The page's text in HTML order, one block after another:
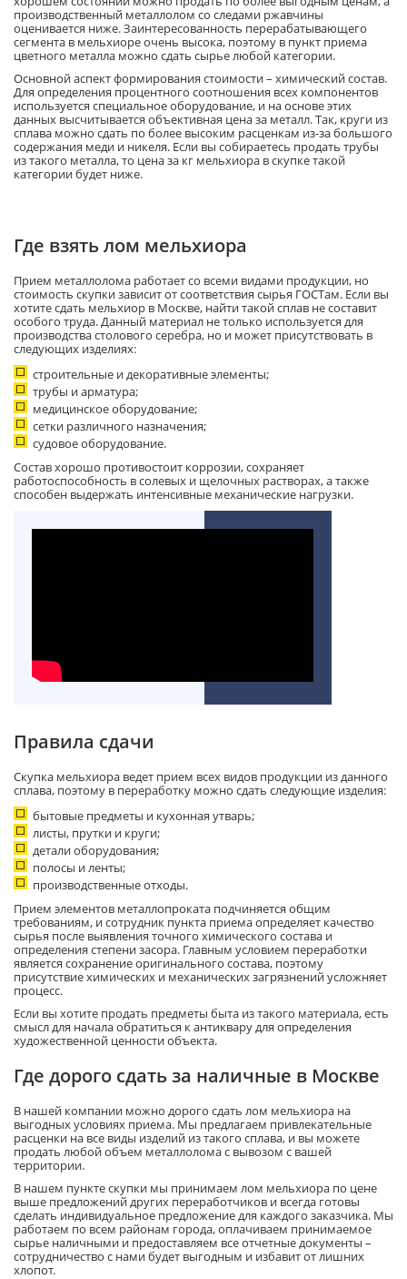
производственный металлолом со следами ржавчины
оценивается ниже. Заинтересованность перерабатывающего
сегмента в мельхиоре очень высока, поэтому в пункт приема
цветного металла можно сдать сырье любой категории.
Основной аспект формирования стоимости – химический состав.
Для определения процентного соотношения всех компонентов
используется специальное оборудование, и на основе этих
данных высчитывается объективная цена за металл. Так, круги из
сплава можно сдать по более высоким расценкам из-за большого
содержания меди и никеля. Если вы собираетесь продать трубы
из такого металла, то цена за кг мельхиора в скупке такой
категории будет ниже.
Где взять лом мельхиора
Прием металлолома работает со всеми видами продукции, но
стоимость скупки зависит от соответствия сырья ГОСТам. Если вы
хотите сдать мельхиор в Москве, найти такой сплав не составит
особого труда. Данный материал не только используется для
производства столового серебра, но и может присутствовать в
следующих изделиях:
строительные и декоративные элементы;
трубы и арматура;
медицинское оборудование;
сетки различного назначения;
судовое оборудование.
Состав хорошо противостоит коррозии, сохраняет
работоспособность в солевых и щелочных растворах, а также
способен выдержать интенсивные механические нагрузки.
Правила сдачи
Скупка мельхиора ведет прием всех видов продукции из данного
сплава, поэтому в переработку можно сдать следующие изделия:
бытовые предметы и кухонная утварь;
листы, прутки и круги;
детали оборудования;
полосы и ленты;
производственные отходы.
Прием элементов металлопроката подчиняется общим
требованиям, и сотрудник пункта приема определяет качество
сырья после выявления точного химического состава и
определения степени засора. Главным условием переработки
является сохранение оригинального состава, поэтому
присутствие химических и механических загрязнений усложняет
процесс.
Если вы хотите продать предметы быта из такого материала, есть
смысл для начала обратиться к антиквару для определения
художественной ценности объекта.
Где дорого сдать за наличные в Москве
В нашей компании можно дорого сдать лом мельхиора на
выгодных условиях приема. Мы предлагаем привлекательные
расценки на все виды изделий из такого сплава, и вы можете
продать любой объем металлолома с вывозом с вашей
территории.
В нашем пункте скупки мы принимаем лом мельхиора по цене
выше предложений других переработчиков и всегда готовы
сделать индивидуальное предложение для каждого заказчика. Мы
работаем по всем районам города, оплачиваем принимаемое
сырье наличными и предоставляем все отчетные документы –
сотрудничество с нами будет выгодным и избавит от лишних
хлопот.